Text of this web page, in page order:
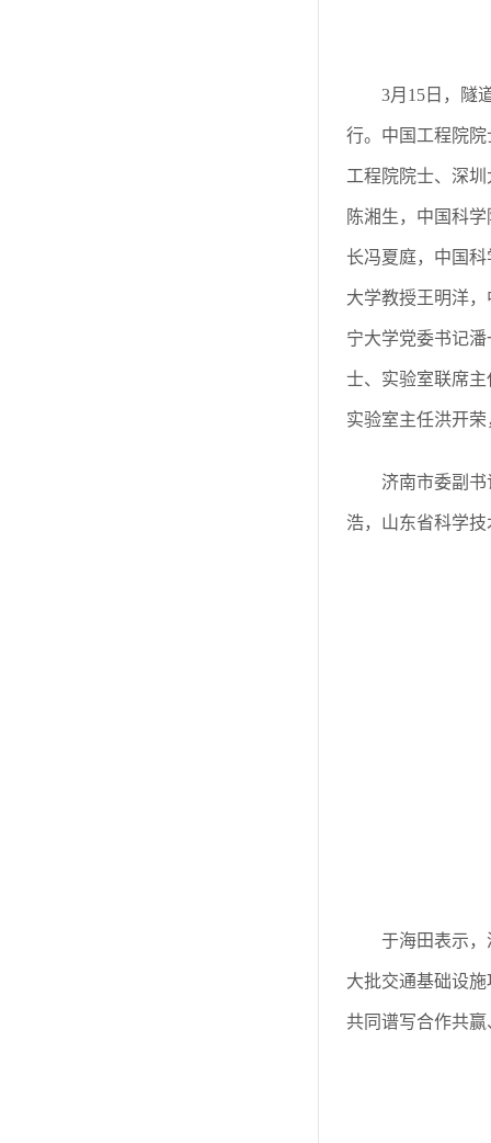
3月15日，隧
行。中国工程院
工程院院士、深
陈湘生，中国科
长冯夏庭，中国
大学教授王明洋
宁大学党委书记
士、实验室联席
实验室主任洪开
济南市委副
浩，山东省科学
于海田表示
大批交通基础设
共同谱写合作共